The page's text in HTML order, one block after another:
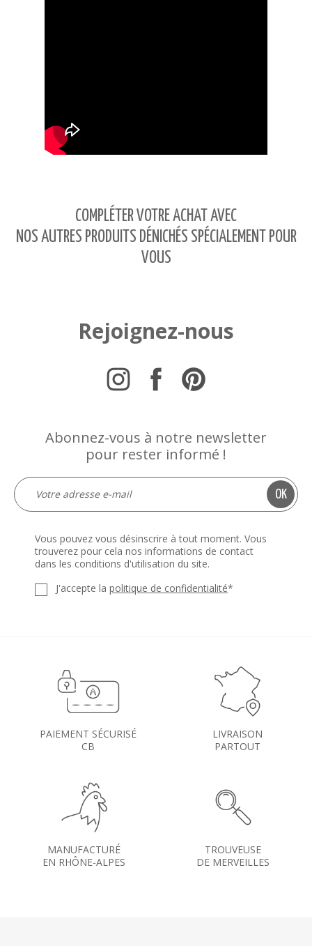
COMPLÉTER VOTRE ACHAT AVEC
NOS AUTRES PRODUITS DÉNICHÉS SPÉCIALEMENT POUR
VOUS
Rejoignez-nous
Abonnez-vous à notre newsletter
pour rester informé !
Vous pouvez vous désinscrire à tout moment. Vous
trouverez pour cela nos informations de contact
dans les conditions d'utilisation du site.
J'accepte la politique de confidentialité*
PAIEMENT SÉCURISÉ
CB
LIVRAISON
PARTOUT
MANUFACTURÉ
EN RHÔNE-ALPES
TROUVEUSE
DE MERVEILLES